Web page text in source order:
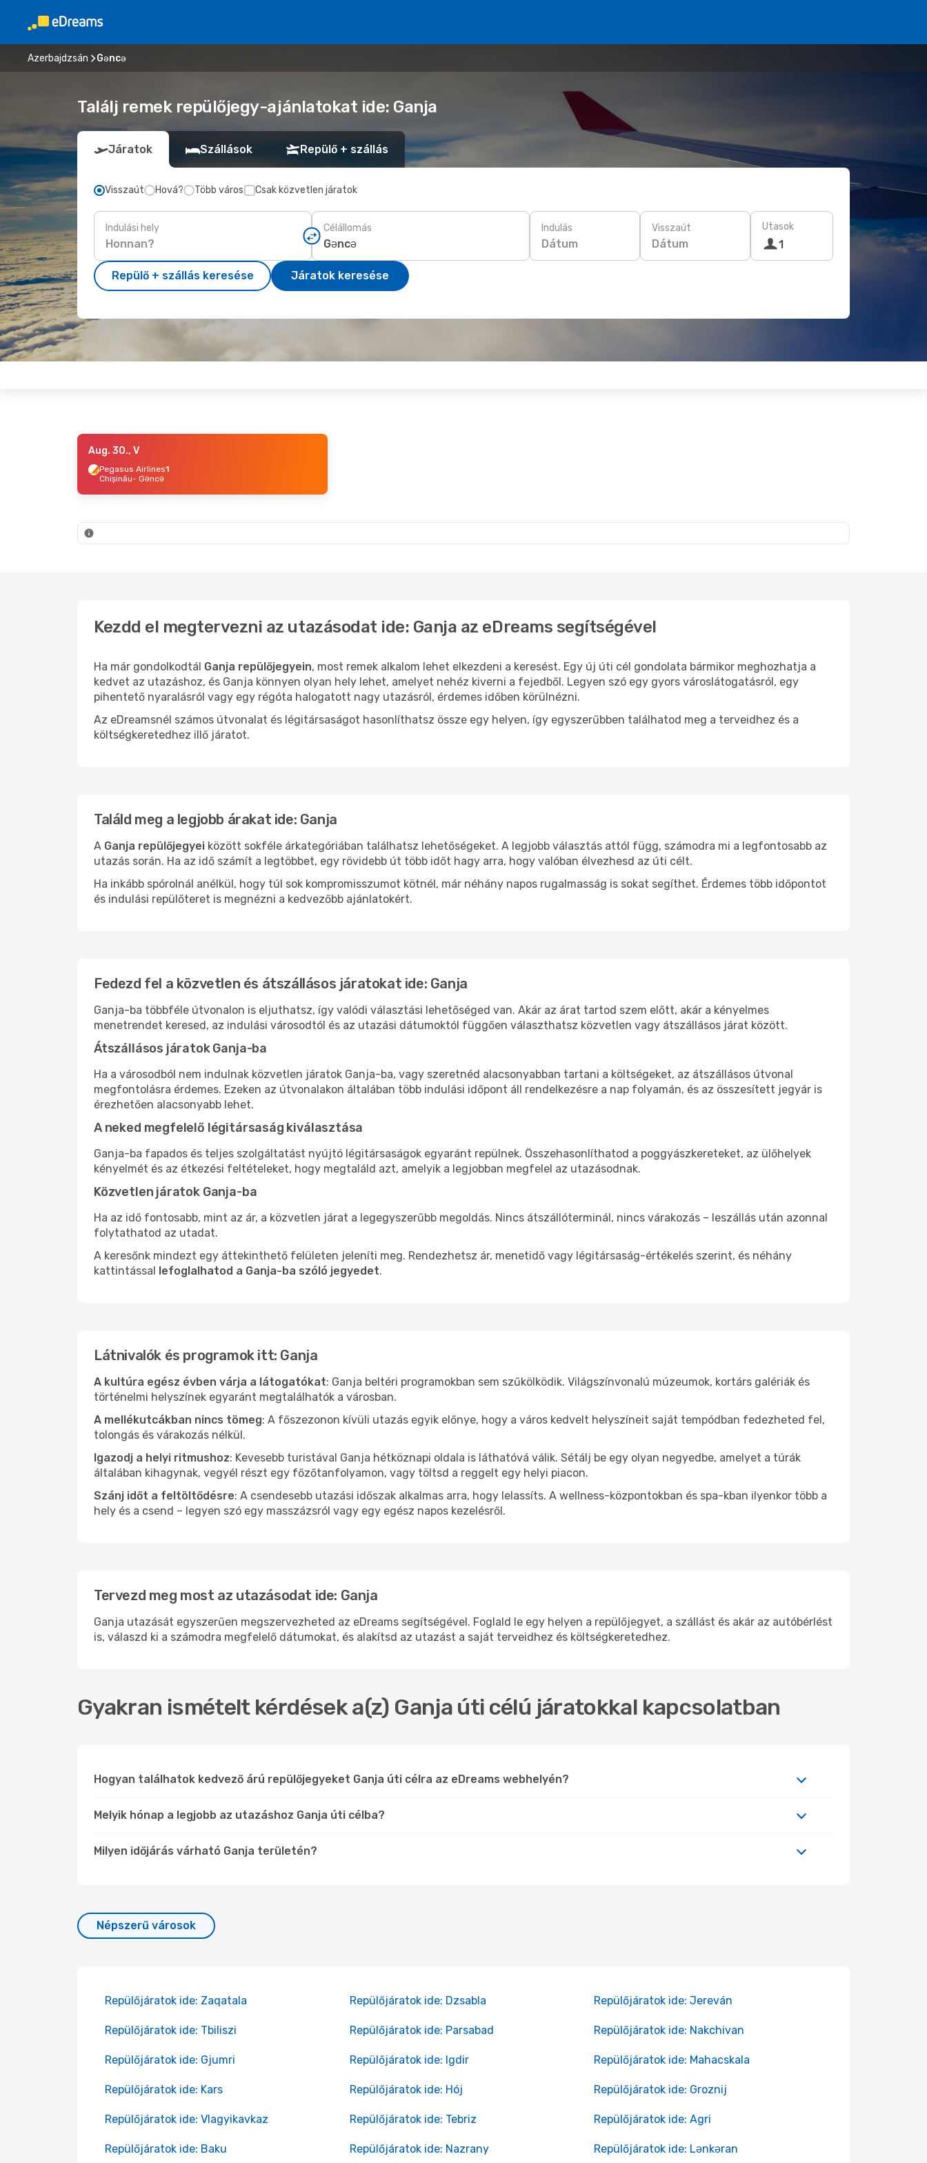
Azerbajdzsán Gəncə
Találj remek repülőjegy-ajánlatokat ide: Ganja
Járatok Szállások Repülő + szállás
Visszaút Hová? Több város Csak közvetlen járatok
Indulási hely Célállomás Indulás
Dátum
Visszaút
Dátum
Utasok
1
Repülő + szállás keresése Járatok keresése
Aug. 30., V
Pegasus Airlines1
Chișinău- Gəncə
Kezdd el megtervezni az utazásodat ide: Ganja az eDreams segítségével
Ha már gondolkodtál Ganja repülőjegyein, most remek alkalom lehet elkezdeni a keresést. Egy új úti cél gondolata bármikor meghozhatja a
kedvet az utazáshoz, és Ganja könnyen olyan hely lehet, amelyet nehéz kiverni a fejedből. Legyen szó egy gyors városlátogatásról, egy
pihentető nyaralásról vagy egy régóta halogatott nagy utazásról, érdemes időben körülnézni.
Az eDreamsnél számos útvonalat és légitársaságot hasonlíthatsz össze egy helyen, így egyszerűbben találhatod meg a terveidhez és a
költségkeretedhez illő járatot.
Találd meg a legjobb árakat ide: Ganja
A Ganja repülőjegyei között sokféle árkategóriában találhatsz lehetőségeket. A legjobb választás attól függ, számodra mi a legfontosabb az
utazás során. Ha az idő számít a legtöbbet, egy rövidebb út több időt hagy arra, hogy valóban élvezhesd az úti célt.
Ha inkább spórolnál anélkül, hogy túl sok kompromisszumot kötnél, már néhány napos rugalmasság is sokat segíthet. Érdemes több időpontot
és indulási repülőteret is megnézni a kedvezőbb ajánlatokért.
Fedezd fel a közvetlen és átszállásos járatokat ide: Ganja
Ganja-ba többféle útvonalon is eljuthatsz, így valódi választási lehetőséged van. Akár az árat tartod szem előtt, akár a kényelmes
menetrendet keresed, az indulási városodtól és az utazási dátumoktól függően választhatsz közvetlen vagy átszállásos járat között.
Átszállásos járatok Ganja-ba
Ha a városodból nem indulnak közvetlen járatok Ganja-ba, vagy szeretnéd alacsonyabban tartani a költségeket, az átszállásos útvonal
megfontolásra érdemes. Ezeken az útvonalakon általában több indulási időpont áll rendelkezésre a nap folyamán, és az összesített jegyár is
érezhetően alacsonyabb lehet.
A neked megfelelő légitársaság kiválasztása
Ganja-ba fapados és teljes szolgáltatást nyújtó légitársaságok egyaránt repülnek. Összehasonlíthatod a poggyászkereteket, az ülőhelyek
kényelmét és az étkezési feltételeket, hogy megtaláld azt, amelyik a legjobban megfelel az utazásodnak.
Közvetlen járatok Ganja-ba
Ha az idő fontosabb, mint az ár, a közvetlen járat a legegyszerűbb megoldás. Nincs átszállóterminál, nincs várakozás – leszállás után azonnal
folytathatod az utadat.
A keresőnk mindezt egy áttekinthető felületen jeleníti meg. Rendezhetsz ár, menetidő vagy légitársaság-értékelés szerint, és néhány
kattintással lefoglalhatod a Ganja-ba szóló jegyedet.
Látnivalók és programok itt: Ganja
A kultúra egész évben várja a látogatókat: Ganja beltéri programokban sem szűkölködik. Világszínvonalú múzeumok, kortárs galériák és
történelmi helyszínek egyaránt megtalálhatók a városban.
A mellékutcákban nincs tömeg: A főszezonon kívüli utazás egyik előnye, hogy a város kedvelt helyszíneit saját tempódban fedezheted fel,
tolongás és várakozás nélkül.
Igazodj a helyi ritmushoz: Kevesebb turistával Ganja hétköznapi oldala is láthatóvá válik. Sétálj be egy olyan negyedbe, amelyet a túrák
általában kihagynak, vegyél részt egy főzőtanfolyamon, vagy töltsd a reggelt egy helyi piacon.
Szánj időt a feltöltődésre: A csendesebb utazási időszak alkalmas arra, hogy lelassíts. A wellness-központokban és spa-kban ilyenkor több a
hely és a csend – legyen szó egy masszázsról vagy egy egész napos kezelésről.
Tervezd meg most az utazásodat ide: Ganja
Ganja utazását egyszerűen megszervezheted az eDreams segítségével. Foglald le egy helyen a repülőjegyet, a szállást és akár az autóbérlést
is, válaszd ki a számodra megfelelő dátumokat, és alakítsd az utazást a saját terveidhez és költségkeretedhez.
Gyakran ismételt kérdések a(z) Ganja úti célú járatokkal kapcsolatban
Hogyan találhatok kedvező árú repülőjegyeket Ganja úti célra az eDreams webhelyén?
Melyik hónap a legjobb az utazáshoz Ganja úti célba?
Milyen időjárás várható Ganja területén?
Népszerű városok
Repülőjáratok ide: Zaqatala Repülőjáratok ide: Dzsabla Repülőjáratok ide: Jereván
Repülőjáratok ide: Tbiliszi Repülőjáratok ide: Parsabad Repülőjáratok ide: Nakchivan
Repülőjáratok ide: Gjumri Repülőjáratok ide: Igdir Repülőjáratok ide: Mahacskala
Repülőjáratok ide: Kars Repülőjáratok ide: Hój Repülőjáratok ide: Groznij
Repülőjáratok ide: Vlagyikavkaz Repülőjáratok ide: Tebriz Repülőjáratok ide: Agri
Repülőjáratok ide: Baku Repülőjáratok ide: Nazrany Repülőjáratok ide: Lənkəran